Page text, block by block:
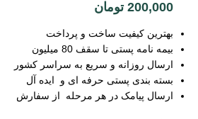
200,000 تومان
بهترین کیفیت ساخت و پرداخت
بیمه نامه پستی تا سقف 80 میلیون
ارسال روزانه و سریع به سراسر کشور
بسته بندی پستی حرفه ای و ایده آل
ارسال پیامک در هر مرحله از سفارش